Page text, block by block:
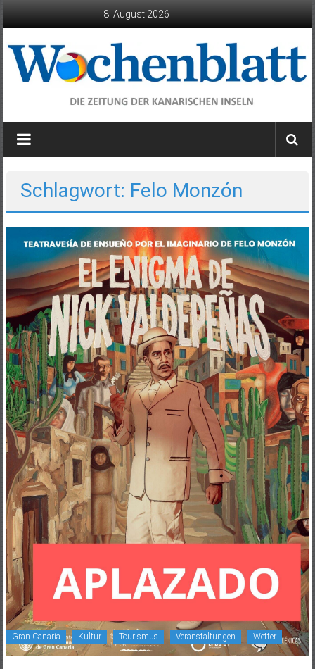
8. August 2026
Wochenblatt
die
Kanarischen
Inseln
Schlagwort: Felo Monzón
Gran Canaria Kultur Tourismus Veranstaltungen Wetter